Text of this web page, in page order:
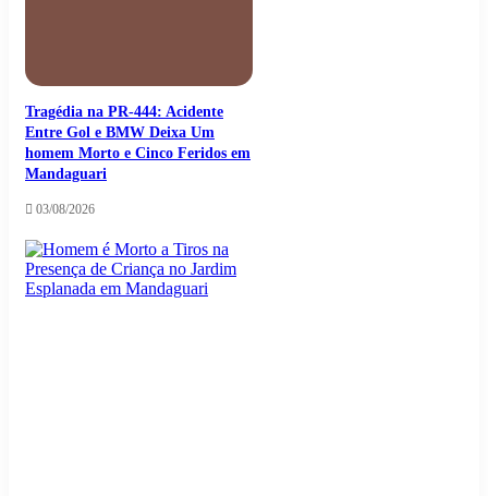
Tragédia na PR-444: Acidente
Entre Gol e BMW Deixa Um
homem Morto e Cinco Feridos em
Mandaguari
03/08/2026